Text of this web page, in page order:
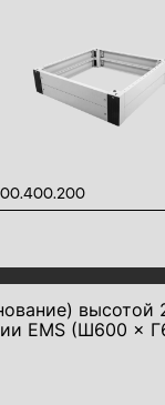
высотой
EMS (Ш600 ×